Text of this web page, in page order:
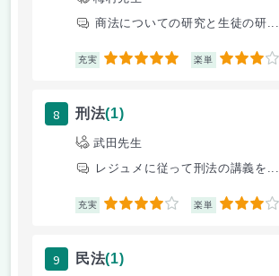
商法についての研究と生徒の研...
充実 5 楽単 3
8 刑法(1)
武田先生
レジュメに従って刑法の講義を...
充実 4 楽単 3
9 民法(1)